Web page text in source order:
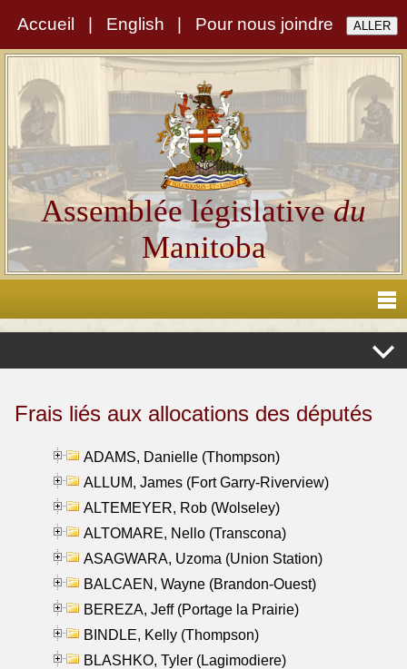
Accueil English Pour nous joindre
Assemblée législativedu
Manitoba
Frais liés aux allocations des députés
ADAMS, Danielle (Thompson)
ALLUM, James (Fort Garry-Riverview)
ALTEMEYER, Rob (Wolseley)
ALTOMARE, Nello (Transcona)
ASAGWARA, Uzoma (Union Station)
BALCAEN, Wayne (Brandon-Ouest)
BEREZA, Jeff (Portage la Prairie)
BINDLE, Kelly (Thompson)
BLASHKO, Tyler (Lagimodiere)